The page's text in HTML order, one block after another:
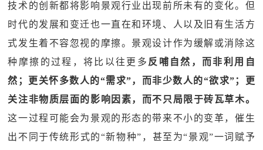
技术的创新都将影响景观行业出现前所未有的变化。但
时代的发展和变迁也一直在和环境、人以及旧有生活方
式发生着不容忽视的摩擦。景观设计作为缓解或消除这
种摩擦的过程，将比以往更多 反哺自然，而非利用自
然；更关怀多数人的“需求”，而非少数人的“欲求”；更
关注非物质层面的影响因素，而不只局限于砖瓦草木。
这一过程可能会为景观的形态的带来不小的变革，催生
出不同于传统形式的“新物种”，甚至为“景观”一词赋予